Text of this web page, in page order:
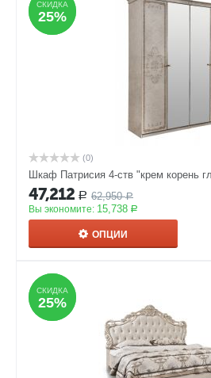
СКИДКА
25%
СКИДКА
25%
(0)
Шкаф Патрисия 4-ств "крем корень
47,212 Р 62,950 Р
Вы экономите: 15,738 Р
ОПЦИИ
СКИДКА
25%
СКИДКА
25%